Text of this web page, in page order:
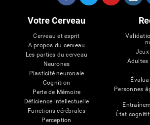
Votre Cerveau
Cerveau et esprit
A propos du cerveau
Les parties du cerveau
Neurones
Plasticité neuronale
Cognition
Perte de Mémoire
Déficience intellectuelle
Functions cérébrales
Perception
Adultes
Personnes
État